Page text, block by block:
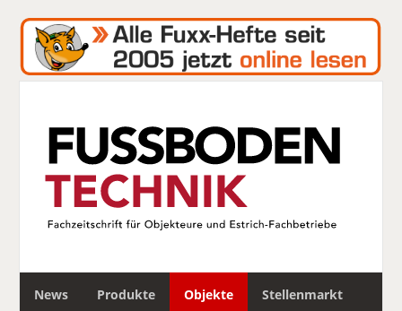
News Produkte Objekte Stellenmarkt